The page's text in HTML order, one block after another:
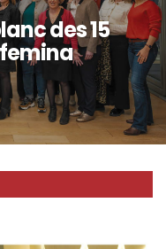
des 15